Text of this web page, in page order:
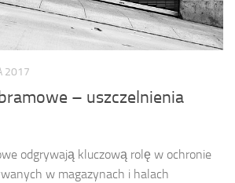
2017
– uszczelnienia
odgrywają kluczową rolę w ochronie
w magazynach i halach